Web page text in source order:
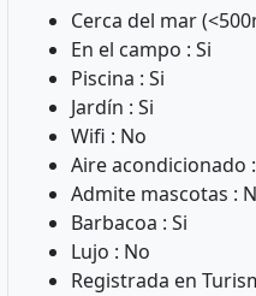
Cerca del mar
En el campo : Si
Piscina : Si
Jardín : Si
Wifi : No
Aire acondicionado
Admite mascotas :
Barbacoa : Si
Lujo : No
Registrada en